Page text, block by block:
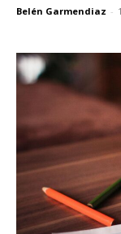
Belén Garmendiaz -